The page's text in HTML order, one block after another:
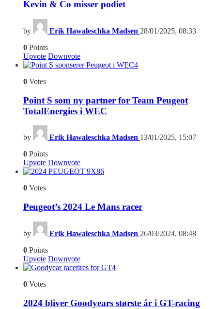
Kevin & Co misser podiet
by Erik Hawaleschka Madsen 28/01/2025, 08:33
0 Points
Upvote Downvote
4
0 Votes
Point S som ny partner for Team Peugeot
TotalEnergies i WEC
by Erik Hawaleschka Madsen 13/01/2025, 15:07
0 Points
Upvote Downvote
6
0 Votes
Peugeot’s 2024 Le Mans racer
by Erik Hawaleschka Madsen 26/03/2024, 08:48
0 Points
Upvote Downvote
4
0 Votes
2024 bliver Goodyears største år i GT-racing